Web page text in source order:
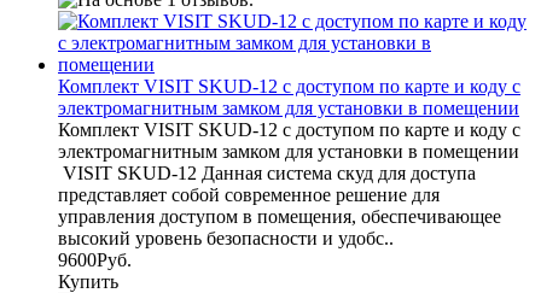
Комплект VISIT SKUD-12 с доступом по карте и коду с
электромагнитным замком для установки в помещении
Комплект VISIT SKUD-12 с доступом по карте и коду с
электромагнитным замком для установки в помещении
VISIT SKUD-12 Данная система скуд для доступа
представляет собой современное решение для
управления доступом в помещения, обеспечивающее
высокий уровень безопасности и удобс..
9600Руб.
Купить